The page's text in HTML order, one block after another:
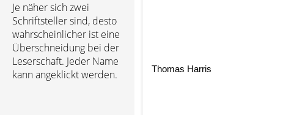
Je näher sich zwei
Schriftsteller sind, desto
wahrscheinlicher ist eine
Überschneidung bei der
Leserschaft. Jeder Name
kann angeklickt werden.
Thomas Harris